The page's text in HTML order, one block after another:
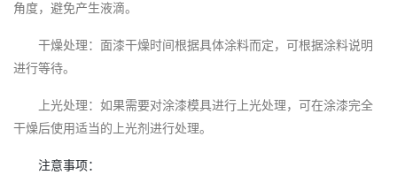
角度，避免产生液滴。
干燥处理：面漆干燥时间根据具体涂料而定，可根据涂料说明
进行等待。
上光处理：如果需要对涂漆模具进行上光处理，可在涂漆完全
干燥后使用适当的上光剂进行处理。
注意事项：